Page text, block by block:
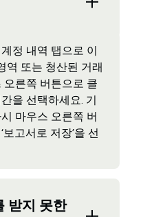
정 내역 탭으로 이
역 또는 청산된 거래
오른쪽 버튼으로 클
을 선택하세요. 기
마우스 오른쪽 버
고서로 저장’을 선
받지 못한